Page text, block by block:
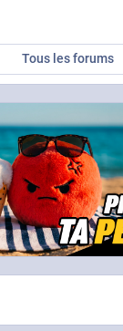
Tous les forums